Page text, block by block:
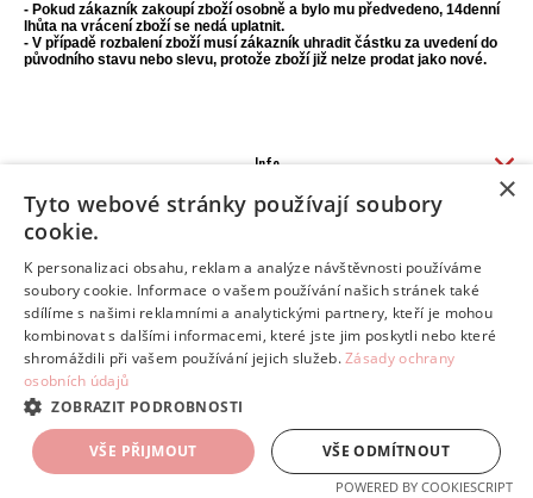
- Pokud zákazník zakoupí zboží osobně a bylo mu předvedeno, 14denní
lhůta na vrácení zboží se nedá uplatnit.
- V případě rozbalení zboží musí zákazník uhradit částku za uvedení do
původního stavu nebo slevu, protože zboží již nelze prodat jako nové.
Info
Tipy na volný čas
Odstoupení od smlouvy
Pronájem e-shopů - Atomer.cz
×
Tyto webové stránky používají soubory
cookie.
K personalizaci obsahu, reklam a analýze návštěvnosti používáme
soubory cookie. Informace o vašem používání našich stránek také
sdílíme s našimi reklamními a analytickými partnery, kteří je mohou
kombinovat s dalšími informacemi, které jste jim poskytli nebo které
shromáždili při vašem používání jejich služeb.Zásady ochrany
osobních údajů
ZOBRAZIT PODROBNOSTI
VŠE PŘIJMOUT VŠE ODMÍTNOUT
POWERED BY COOKIESCRIPT